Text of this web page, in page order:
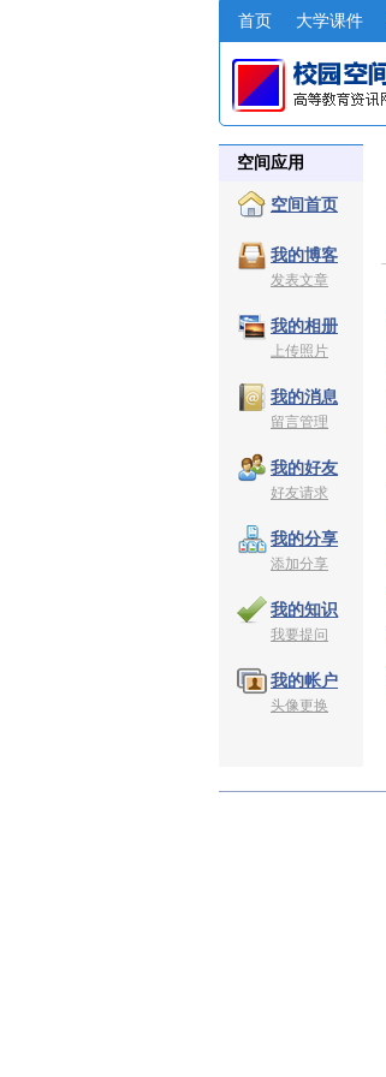
首页 大学课件
空间应用
空间首页
我的博客
发表文章
我的相册
上传照片
我的消息
留言管理
我的好友
好友请求
我的分享
添加分享
我的知识
我要提问
我的帐户
头像更换